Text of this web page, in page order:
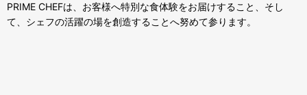
PRIME CHEFは、お客様へ特別な食体験をお届けすること、そし
て、シェフの活躍の場を創造することへ努めて参ります。